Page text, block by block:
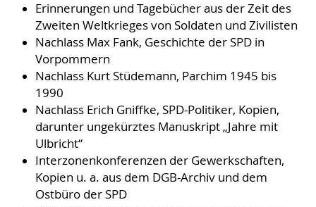
Erinnerungen und Tagebücher aus der Zeit des
Zweiten Weltkrieges von Soldaten und Zivilisten
Nachlass Max Fank, Geschichte der SPD in
Vorpommern
Nachlass Kurt Stüdemann, Parchim 1945 bis
1990
Nachlass Erich Gniffke, SPD-Politiker, Kopien,
darunter ungekürztes Manuskript „Jahre mit
Ulbricht“
Interzonenkonferenzen der Gewerkschaften,
Kopien u. a. aus dem DGB-Archiv und dem
Ostbüro der SPD